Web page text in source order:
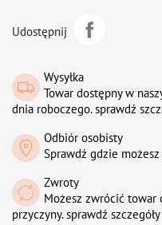
Udostępnij
Wysyłka
Towar dostępny w
dnia roboczego. sprawdź
Odbiór osobisty
Sprawdź gdzie
Zwroty
Możesz zwrócić towar
przyczyny. sprawdź szczegóły